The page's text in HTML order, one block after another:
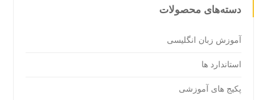
دسته‌های محصولات
آموزش زبان انگلیسی
استاندارد ها
پکیج های آموزشی